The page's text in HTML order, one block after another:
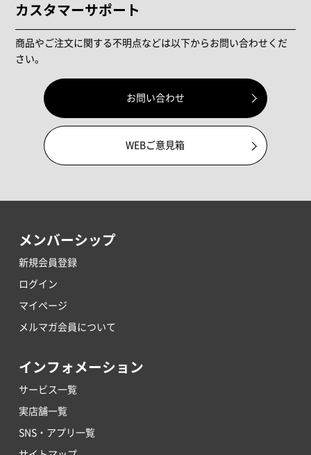
カスタマーサポート
商品やご注文に関する不明点などは以下からお問い合わせくだ
さい。
お問い合わせ
WEBご意見箱
メンバーシップ
新規会員登録
ログイン
マイページ
メルマガ会員について
インフォメーション
サービス一覧
実店舗一覧
SNS・アプリ一覧